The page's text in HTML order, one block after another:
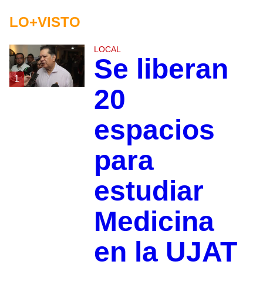
LO+VISTO
1
LOCAL
Se liberan
20
espacios
para
estudiar
Medicina
en la UJAT